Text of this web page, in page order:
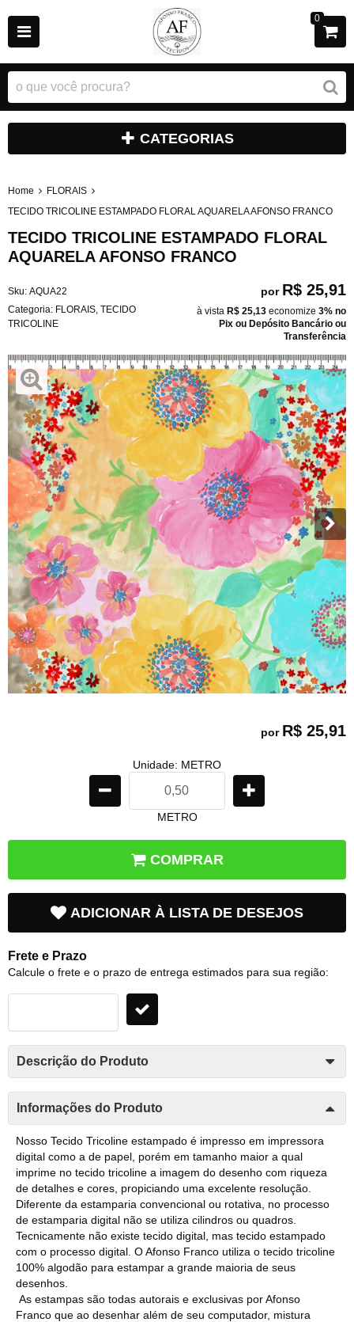
0
CATEGORIAS
Home
FLORAIS
TECIDO TRICOLINE ESTAMPADO FLORAL AQUARELA AFONSO FRANCO
TECIDO TRICOLINE ESTAMPADO FLORAL
AQUARELA AFONSO FRANCO
Sku: AQUA22
Categoria: FLORAIS TECIDO
TRICOLINE
por R$ 25,91
à vista R$ 25,13 economize 3% no
Pix ou Depósito Bancário ou
Transferência
por R$ 25,91
Unidade: METRO
METRO
COMPRAR
ADICIONAR À LISTA DE DESEJOS
Frete e Prazo
Calcule o frete e o prazo de entrega estimados para sua região:
Descrição do Produto
Informações do Produto
Nosso Tecido Tricoline estampado é impresso em impressora
digital como a de papel, porém em tamanho maior a qual
imprime no tecido tricoline a imagem do desenho com riqueza
de detalhes e cores, propiciando uma excelente resolução.
Diferente da estamparia convencional ou rotativa, no processo
de estamparia digital não se utiliza cilindros ou quadros.
Tecnicamente não existe tecido digital, mas tecido estampado
com o processo digital. O Afonso Franco utiliza o tecido tricoline
100% algodão para estampar a grande maioria de seus
desenhos.
As estampas são todas autorais e exclusivas por Afonso
Franco que ao desenhar além de seu computador, mistura